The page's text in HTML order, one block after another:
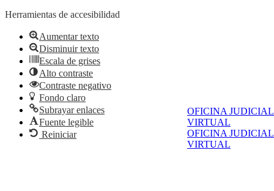
OFICINA JUDICIAL
VIRTUAL
OFICINA JUDICIAL
VIRTUAL
Herramientas de accesibilidad
Aumentar texto
Disminuir texto
Escala de grises
Alto contraste
Contraste negativo
Fondo claro
Subrayar enlaces
Fuente legible
Reiniciar